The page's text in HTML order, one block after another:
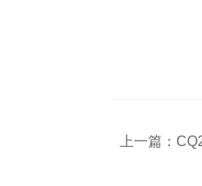
上一篇：